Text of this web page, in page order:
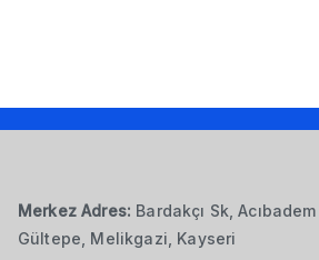
Merkez Adres: Bardakçı Sk,
Gültepe, Melikgazi, Kayseri